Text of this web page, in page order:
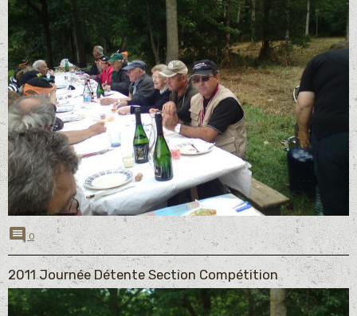
0
2011 Journée Détente Section Compétition